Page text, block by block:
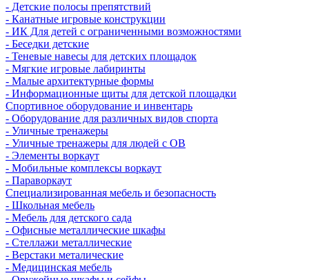
- Детские полосы препятствий
- Канатные игровые конструкции
- ИК Для детей с ограниченными возможностями
- Беседки детские
- Теневые навесы для детских площадок
- Мягкие игровые лабиринты
- Малые архитектурные формы
- Информационные щиты для детской площадки
Спортивное оборудование и инвентарь
- Оборудование для различных видов спорта
- Уличные тренажеры
- Уличные тренажеры для людей с ОВ
- Элементы воркаут
- Мобильные комплексы воркаут
- Параворкаут
Cпециализированная мебель и безопасность
- Школьная мебель
- Мебель для детского сада
- Офисные металлические шкафы
- Стеллажи металлические
- Верстаки металические
- Медицинская мебель